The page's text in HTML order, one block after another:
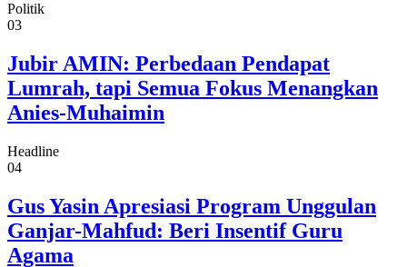
Politik
03
Jubir AMIN: Perbedaan Pendapat
Lumrah, tapi Semua Fokus Menangkan
Anies-Muhaimin
Headline
04
Gus Yasin Apresiasi Program Unggulan
Ganjar-Mahfud: Beri Insentif Guru
Agama